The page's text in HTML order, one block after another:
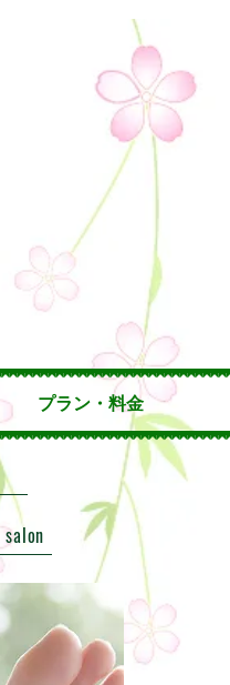
プラン・料金
salon